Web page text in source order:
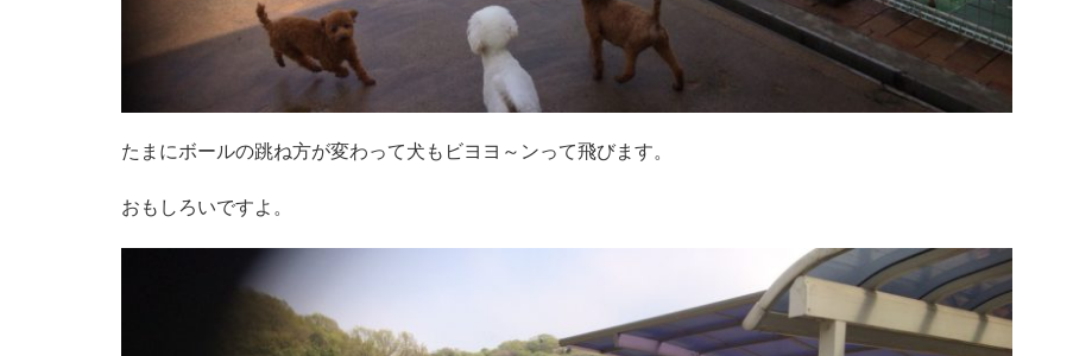
たまにボールの跳ね方が変わって犬もビヨヨ～ンって飛びます。
おもしろいですよ。